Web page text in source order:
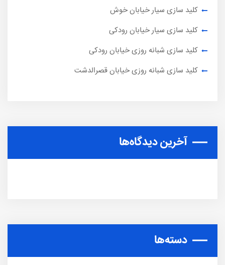
کلید سازی سیار خیابان خوش
کلید سازی سیار خیابان رودکی
کلید سازی شبانه روزی خیابان رودکی
کلید سازی شبانه روزی خیابان قصرالدشت
آخرین دیدگاه‌ها
دسته‌ها